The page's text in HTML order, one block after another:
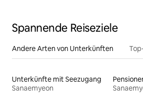
Spannende Reiseziele
Andere Arten von Unterkünften
Unterkünfte mit Seezugang
Sanaemyeon